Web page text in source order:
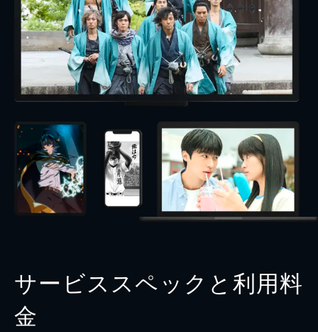
サービススペックと利用料
金